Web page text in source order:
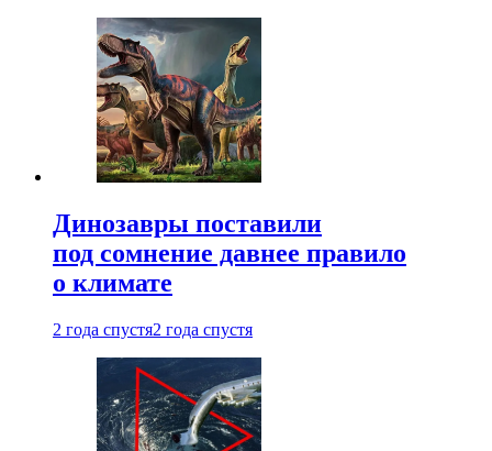
Динозавры поставили
под сомнение давнее правило
о климате
2 года спустя2 года спустя